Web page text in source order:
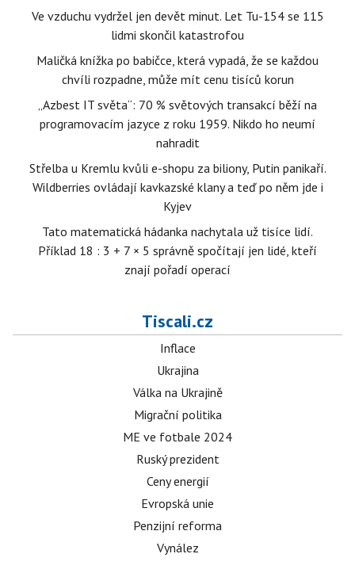
Ve vzduchu vydržel jen devět minut. Let Tu-154 se 115
lidmi skončil katastrofou
Maličká knížka po babičce, která vypadá, že se každou
chvíli rozpadne, může mít cenu tisíců korun
„Azbest IT světa“: 70 % světových transakcí běží na
programovacím jazyce z roku 1959. Nikdo ho neumí
nahradit
Střelba u Kremlu kvůli e-shopu za biliony, Putin panikaří.
Wildberries ovládají kavkazské klany a teď po něm jde i
Kyjev
Tato matematická hádanka nachytala už tisíce lidí.
Příklad 18 : 3 + 7 × 5 správně spočítají jen lidé, kteří
znají pořadí operací
Tiscali.cz
Inflace
Ukrajina
Válka na Ukrajině
Migrační politika
ME ve fotbale 2024
Ruský prezident
Ceny energií
Evropská unie
Penzijní reforma
Vynález